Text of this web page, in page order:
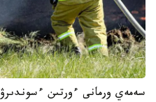
سەمەي ورمانى ءورتىن ءسوندىرۋ 2 باعىتتا جۇرگىزىلىپ جاتىر.